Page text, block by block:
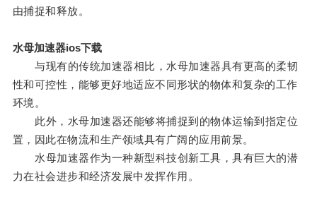
由捕捉和释放。
水母加速器ios下载
与现有的传统加速器相比，水母加速器具有更高的柔韧
性和可控性，能够更好地适应不同形状的物体和复杂的工作
环境。
此外，水母加速器还能够将捕捉到的物体运输到指定位
置，因此在物流和生产领域具有广阔的应用前景。
水母加速器作为一种新型科技创新工具，具有巨大的潜
力在社会进步和经济发展中发挥作用。